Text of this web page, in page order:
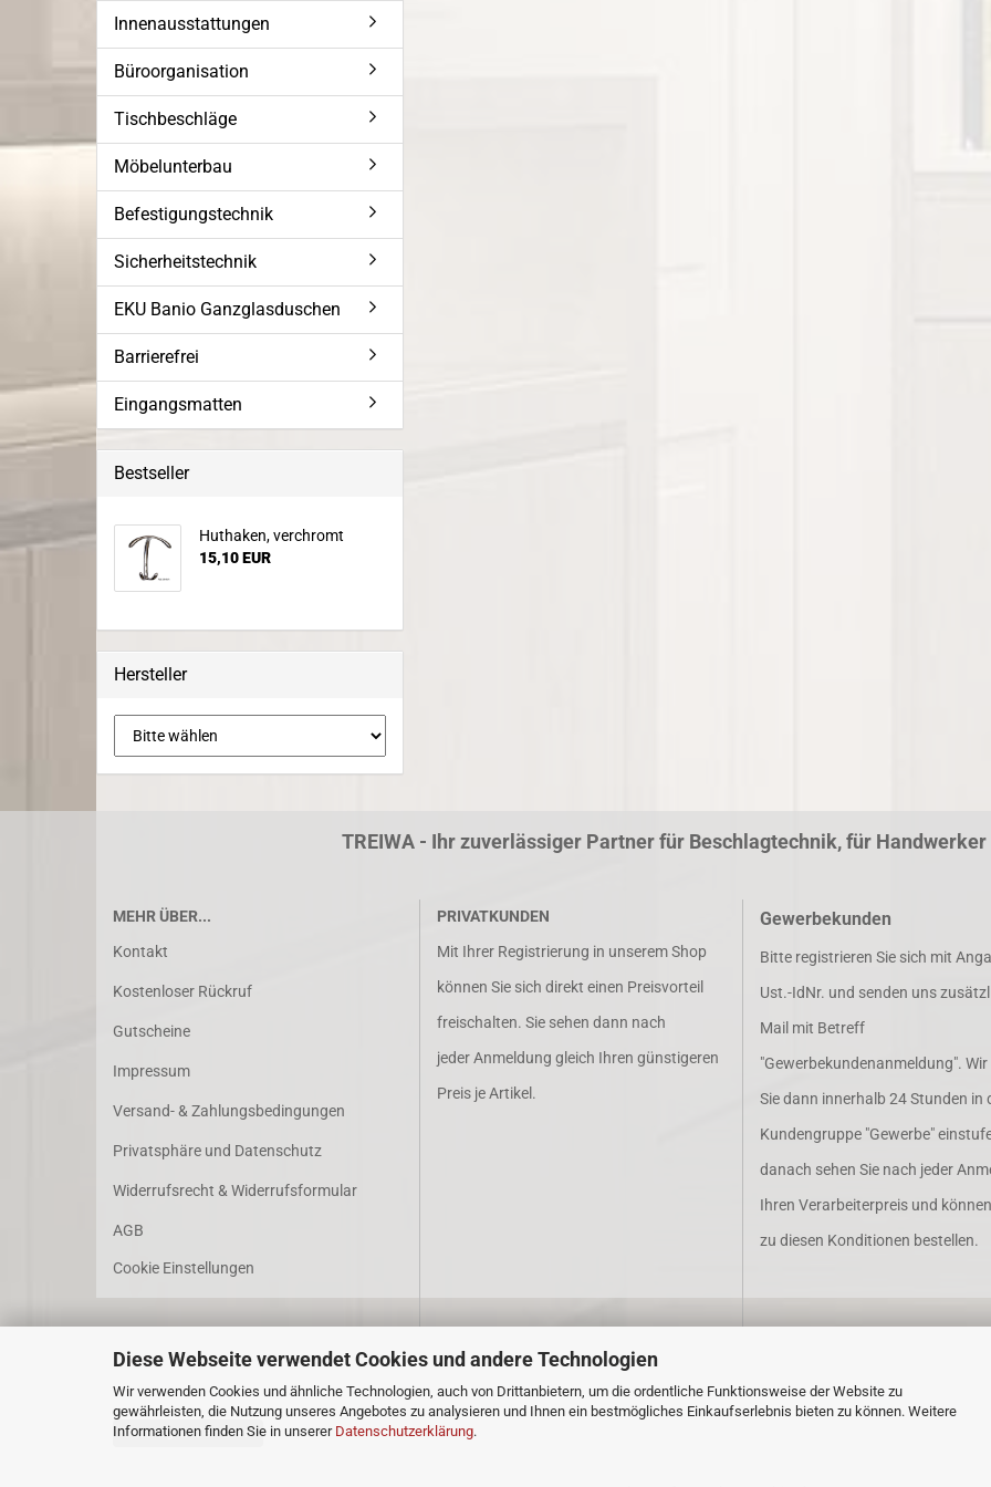
Diese Webseite verwendet Cookies und andere Technologien
Wir verwenden Cookies und ähnliche Technologien, auch von Drittanbietern, um die ordentliche Funktionsweise der Website zu
gewährleisten, die Nutzung unseres Angebotes zu analysieren und Ihnen ein bestmögliches Einkaufserlebnis bieten zu können. Weitere
Informationen finden Sie in unserer Datenschutzerklärung.
Innenausstattungen
Büroorganisation
Tischbeschläge
Möbelunterbau
Befestigungstechnik
Sicherheitstechnik
EKU Banio Ganzglasduschen
Barrierefrei
Eingangsmatten
Bestseller
Huthaken, verchromt
15,10 EUR
Hersteller
TREIWA - Ihr zuverlässiger Partner für Beschlagtechnik, für
MEHR ÜBER...
Kontakt
Kostenloser Rückruf
Gutscheine
Impressum
Versand- & Zahlungsbedingungen
Privatsphäre und Datenschutz
Widerrufsrecht & Widerrufsformular
AGB
Cookie Einstellungen
PRIVATKUNDEN
Mit Ihrer Registrierung in unserem Shop
können Sie sich direkt einen Preisvorteil
freischalten. Sie sehen dann nach
jeder Anmeldung gleich Ihren günstigeren
Preis je Artikel.
Gewerbekunden
Bitte registrieren Sie sich mit
Ust.-IdNr. und senden uns
Mail mit Betreff
"Gewerbekundenanmeldung".
Sie dann innerhalb 24 Stunden in
Kundengruppe "Gewerbe"
danach sehen Sie nach jeder
Ihren Verarbeiterpreis und
zu diesen Konditionen bestellen.
Vertrag widerrufen